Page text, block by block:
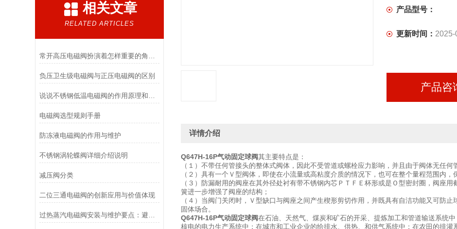
相关文章
RELATED ARTICLES
负压卫生级电磁阀与正压电磁阀的区别
电磁阀选型规则手册
防冻液电磁阀的作用与维护
不锈钢涡轮蝶阀详细介绍说明
减压阀分类
二位三通电磁阀的创新应用与价值体现
产品型号：
更新时间： 2025-
产品咨
详情介绍
Q647H-16P气动固定球阀其主要特点是：
（１）不带任何管接头的整体式阀体，因此不受管道或螺栓应力影响，并且由于阀体无任
（２）具有一个Ｖ型阀体，即使在小流量或高粘度介质的情况下，也可在整个量程范围内，
（３）防漏耐用的阀座在其外径处衬有带不锈钢内芯ＰＴＦＥ杯形或是Ｏ型密封圈，阀座
簧进一步增强了阀座的结构；
（４）当阀门关闭时，Ｖ型缺口与阀座之间产生楔形剪切作用，并既具有自洁功能又可防
固体场合。
Q647H-16P气动固定球阀在石油、天然气、煤炭和矿石的开采、提炼加工和管道输送系统
核电的电力生产系统中；在城市和工业企业的给排水、供热、和供气系统中；在农田的排